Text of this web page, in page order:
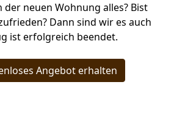
neuen Wohnung alles? Bist
Dann sind wir es auch
ist erfolgreich beendet.
Angebot erhalten